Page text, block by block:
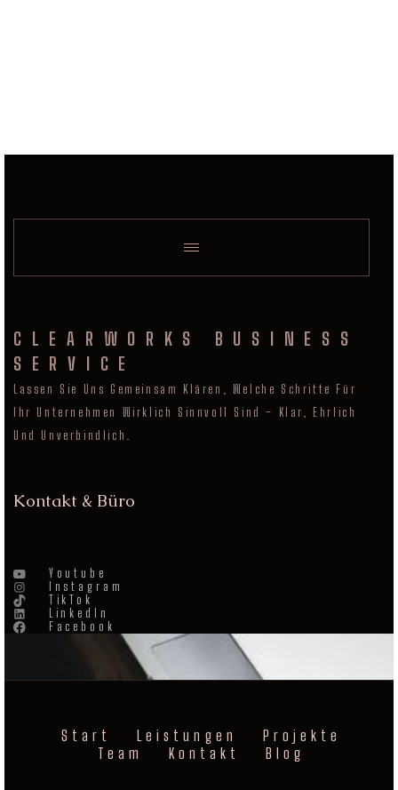
CLEARWORKS BUSINESS
SERVICE
Lassen Sie Uns Gemeinsam Klären, Welche Schritte Für
Ihr Unternehmen Wirklich Sinnvoll Sind – Klar, Ehrlich
Und Unverbindlich.
Kontakt & Büro
Youtube
Instagram
TikTok
LinkedIn
Facebook
Start Leistungen
Projekte
Team
Kontakt Blog